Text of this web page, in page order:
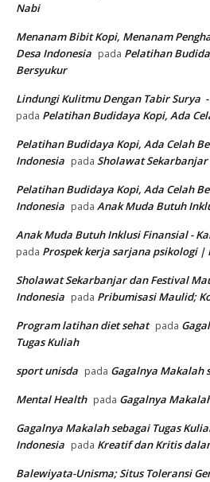
Nabi
Menanam Bibit Kopi, Menanam
Desa Indonesia pada Pelatihan
Bersyukur
Lindungi Kulitmu Dengan Tabir Surya
pada Pelatihan Budidaya Kopi, Ada
Pelatihan Budidaya Kopi, Ada Celah
Indonesia pada Sholawat
Pelatihan Budidaya Kopi, Ada Celah
Indonesia pada Anak Muda Butuh
Anak Muda Butuh Inklusi Finansial -
pada Prospek kerja sarjana psikologi |
Sholawat Sekarbanjar dan Festival
Indonesia pada Pribumisasi Maulid;
Program latihan diet sehat pada
Tugas Kuliah
sport unisda pada Gagalnya Makalah
Mental Health pada Gagalnya
Gagalnya Makalah sebagai Tugas
Indonesia pada Kreatif dan Kritis
Balewiyata-Unisma; Situs Toleransi